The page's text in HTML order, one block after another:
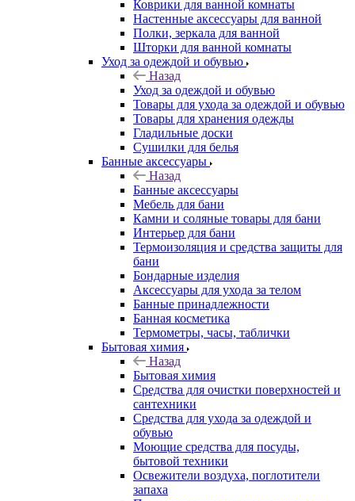
Коврики для ванной комнаты
Настенные аксессуары для ванной
Полки, зеркала для ванной
Шторки для ванной комнаты
Уход за одеждой и обувью
Назад
Уход за одеждой и обувью
Товары для ухода за одеждой и обувью
Товары для хранения одежды
Гладильные доски
Сушилки для белья
Банные аксессуары
Назад
Банные аксессуары
Мебель для бани
Камни и соляные товары для бани
Интерьер для бани
Термоизоляция и средства защиты для
бани
Бондарные изделия
Аксеcсуары для ухода за телом
Банные принадлежности
Банная косметика
Термометры, часы, таблички
Бытовая химия
Назад
Бытовая химия
Средства для очистки поверхностей и
сантехники
Средства для ухода за одеждой и
обувью
Моющие средства для посуды,
бытовой техники
Освежители воздуха, поглотители
запаха